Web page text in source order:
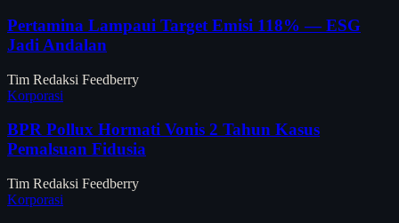
Pertamina Lampaui Target Emisi 118% — ESG
Jadi Andalan
Tim Redaksi Feedberry
Korporasi
BPR Pollux Hormati Vonis 2 Tahun Kasus
Pemalsuan Fidusia
Tim Redaksi Feedberry
Korporasi